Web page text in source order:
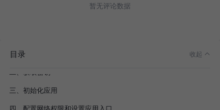
暂无评论数据
目录 收起
一、导入Bmob SDK
三、初始化应用
四、配置网络权限和设置应用入口